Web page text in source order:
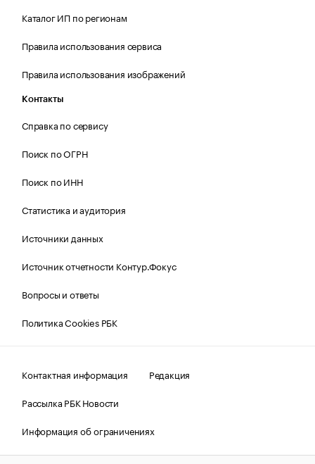
Каталог ИП по регионам
Правила использования сервиса
Правила использования изображений
Контакты
Справка по сервису
Поиск по ОГРН
Поиск по ИНН
Статистика и аудитория
Источники данных
Источник отчетности Контур.Фокус
Вопросы и ответы
Политика Cookies РБК
Контактная информация
Редакция
Рассылка РБК Новости
Информация об ограничениях
Правовая информация
О соблюдении авторских прав